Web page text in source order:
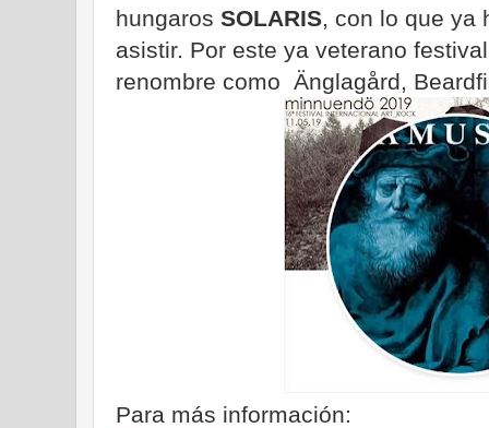
hungaros SOLARIS, con lo que ya
asistir. Por este ya veterano
renombre como Änglagård,
Para más información: